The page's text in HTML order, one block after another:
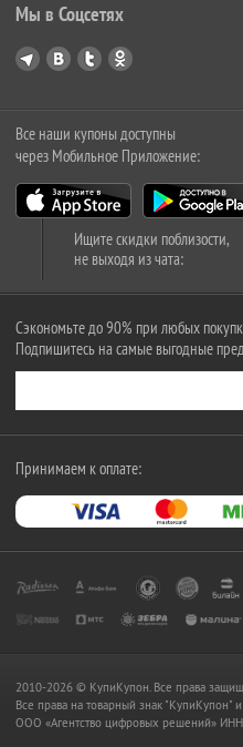
Мы в Соцсетях
Все наши купоны доступны
через Мобильное Приложение:
Ищите скидки поблизости,
не выходя из чата:
Сэкономьте до 90% при любых
Подпишитесь на самые выгодные
Принимаем к оплате:
2010-2026 © КупиКупон. Все права
Все права на товарный знак "КупиКупон"
OOO «Агентство цифровых решений»